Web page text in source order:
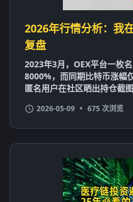
2026年行情分析：我
复盘
2023年3月，OEX平台一枚
8000%，而同期比特币涨幅
匿名用户在社区晒出持仓截
2026-05-09 • 675 次浏览